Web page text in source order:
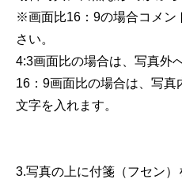
※画面比16：9の場合コメン
さい。
4:3画面比の場合は、写真外
16：9画面比の場合は、写
文字を入れます。
3.写真の上に付箋（フセン